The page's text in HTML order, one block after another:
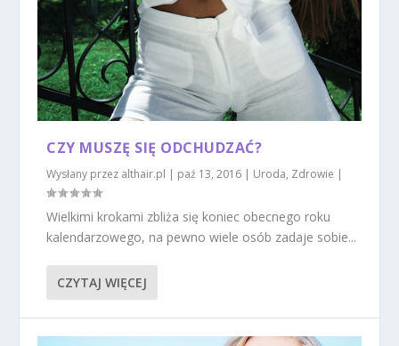
CZY MUSZĘ SIĘ ODCHUDZAĆ?
Wysłany przez althair.pl | paź 13, 2016 | Uroda, Zdrowie |
Wielkimi krokami zbliża się koniec obecnego roku
kalendarzowego, na pewno wiele osób zadaje sobie...
CZYTAJ WIĘCEJ